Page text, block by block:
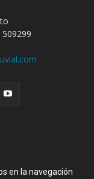
en la navegación